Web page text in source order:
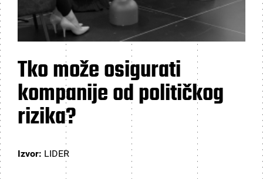
Tko može osigurati
kompanije od političkog
rizika?
Izvor: LIDER